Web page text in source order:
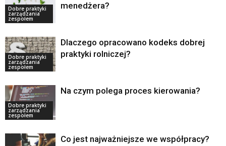
Dobre praktyki
zarządzania
zespołem
menedżera?
Dobre praktyki
zarządzania
zespołem
Dlaczego opracowano kodeks dobrej
praktyki rolniczej?
Dobre praktyki
zarządzania
zespołem
Na czym polega proces kierowania?
Co jest najważniejsze we współpracy?